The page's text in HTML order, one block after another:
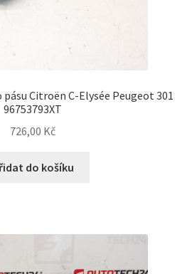
Citroën C-Elysée Peugeot 301
96753793XT
726,00 Kč
do košíku